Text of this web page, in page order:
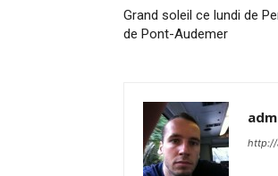
Grand soleil ce lundi de
de Pont-Audemer